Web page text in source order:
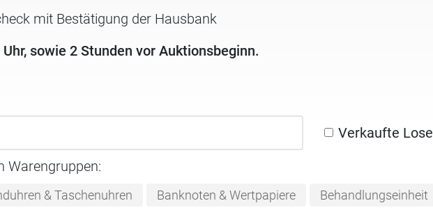
mit Bestätigung der Hausbank
sowie 2 Stunden vor Auktionsbeginn.
Verkaufte Lose
Warengruppen:
& Taschenuhren Banknoten & Wertpapiere Behandlungseinheit